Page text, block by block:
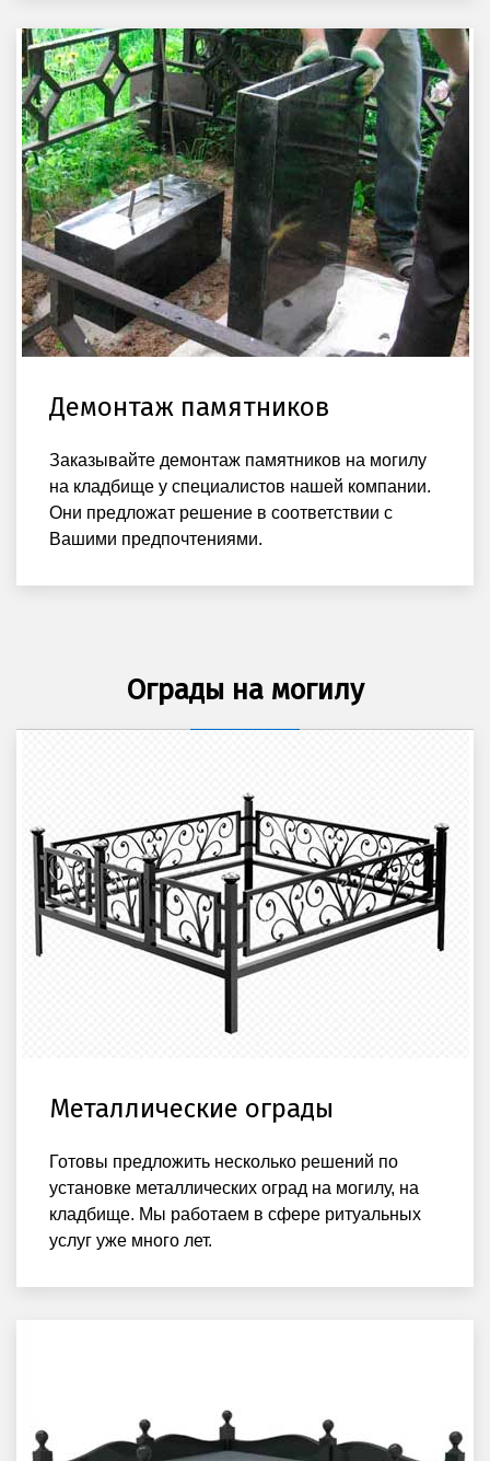
Демонтаж памятников
Заказывайте демонтаж памятников на могилу
на кладбище у специалистов нашей компании.
Они предложат решение в соответствии с
Вашими предпочтениями.
Ограды на могилу
Металлические ограды
Готовы предложить несколько решений по
установке металлических оград на могилу, на
кладбище. Мы работаем в сфере ритуальных
услуг уже много лет.